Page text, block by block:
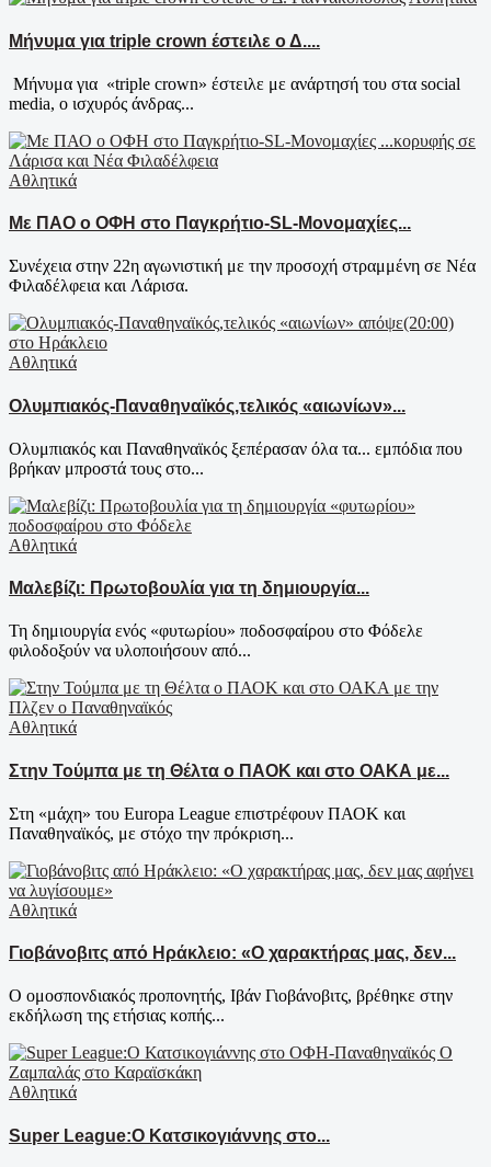
Μήνυμα για triple crown έστειλε ο Δ....
Mήνυμα για «triple crown» έστειλε με ανάρτησή του στα social
media, ο ισχυρός άνδρας...
Αθλητικά
Με ΠΑΟ ο ΟΦΗ στο Παγκρήτιο-SL-Μονομαχίες...
Συνέχεια στην 22η αγωνιστική με την προσοχή στραμμένη σε Νέα
Φιλαδέλφεια και Λάρισα.
Αθλητικά
Ολυμπιακός-Παναθηναϊκός,τελικός «αιωνίων»...
Ολυμπιακός και Παναθηναϊκός ξεπέρασαν όλα τα... εμπόδια που
βρήκαν μπροστά τους στο...
Αθλητικά
Μαλεβίζι: Πρωτοβουλία για τη δημιουργία...
Τη δημιουργία ενός «φυτωρίου» ποδοσφαίρου στο Φόδελε
φιλοδοξούν να υλοποιήσουν από...
Αθλητικά
Στην Τούμπα με τη Θέλτα ο ΠΑΟΚ και στο ΟΑΚΑ με...
Στη «μάχη» του Europa League επιστρέφουν ΠΑΟΚ και
Παναθηναϊκός, με στόχο την πρόκριση...
Αθλητικά
Γιοβάνοβιτς από Ηράκλειο: «Ο χαρακτήρας μας, δεν...
Ο ομοσπονδιακός προπονητής, Ιβάν Γιοβάνοβιτς, βρέθηκε στην
εκδήλωση της ετήσιας κοπής...
Αθλητικά
Super League:O Κατσικογιάννης στο...